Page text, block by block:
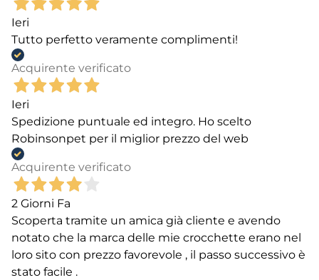
Ieri
Tutto perfetto veramente complimenti!
Acquirente verificato
Ieri
Spedizione puntuale ed integro. Ho scelto
Robinsonpet per il miglior prezzo del web
Acquirente verificato
2 Giorni Fa
Scoperta tramite un amica già cliente e avendo
notato che la marca delle mie crocchette erano nel
loro sito con prezzo favorevole , il passo successivo è
stato facile .